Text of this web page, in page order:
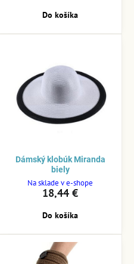
Do košíka
Dámský klobúk Miranda
biely
Na sklade v e-shope
18,44 €
Do košíka